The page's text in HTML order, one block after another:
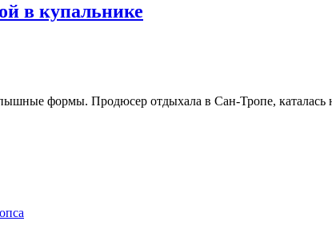
в купальнике
формы. Продюсер отдыхала в Сан-Тропе,